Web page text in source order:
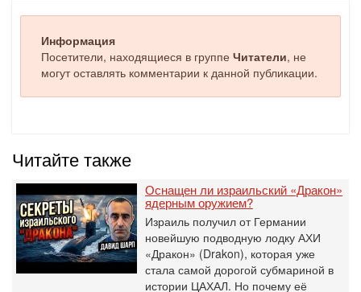
Информация
Посетители, находящиеся в группе Читатели, не
могут оставлять комментарии к данной публикации.
Читайте также
Оснащен ли израильский «Дракон»
ядерным оружием?
Израиль получил от Германии
новейшую подводную лодку АХИ
«Дракон» (Drakon), которая уже
стала самой дорогой субмариной в
истории ЦАХАЛ. Но почему её